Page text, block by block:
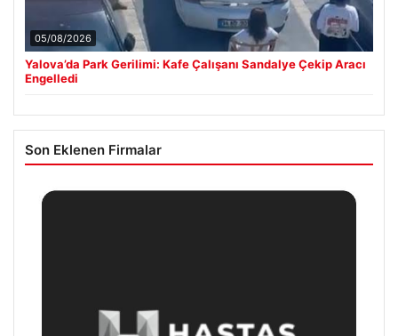
05/08/2026
Yalova’da Park Gerilimi: Kafe Çalışanı Sandalye Çekip Aracı
Engelledi
Son Eklenen Firmalar